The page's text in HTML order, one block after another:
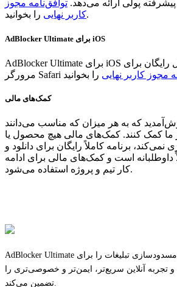
پولی ارائه می‌دهد. توافق‌نامه مجوز
کاربر نهاییرا بخوانید.
AdBlocker Ultimate برای iOS
AdBlocker Ultimate برای iOS یک برنامه موبایل رایگان برای
مجوز کاربر نهایی
کمک‌های مالی
که به هر میزان که مناسب می‌دانند
ما کمک کنند. کمک‌های مالی هیچ محصول یا
نمی‌کند، برنامه کاملاً رایگان برای دانلود و
داوطلبانه است و کمک‌های مالی برای ادامه
کار تیم و پروژه استفاده می‌شود.
AdBlocker Ultimate راه‌حل‌های برتر مسدودسازی تبلیغات را برای Windows
تجربه آنلاین سریع‌تر، ایمن‌تر و خصوصی‌تری را
تضمین می‌کند.